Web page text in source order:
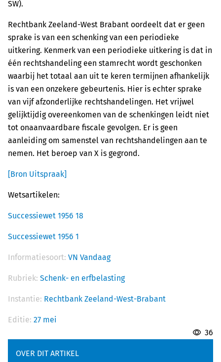
SW).
Rechtbank Zeeland-West Brabant oordeelt dat er geen
sprake is van een schenking van een periodieke
uitkering. Kenmerk van een periodieke uitkering is dat in
één rechtshandeling een stamrecht wordt geschonken
waarbij het totaal aan uit te keren termijnen afhankelijk
is van een onzekere gebeurtenis. Hier is echter sprake
van vijf afzonderlijke rechtshandelingen. Het vrijwel
gelijktijdig overeenkomen van de schenkingen leidt niet
tot onaanvaardbare fiscale gevolgen. Er is geen
aanleiding om samenstel van rechtshandelingen aan te
nemen. Het beroep van X is gegrond.
[Bron Uitspraak]
Wetsartikelen:
Successiewet 1956 18
Successiewet 1956 1
Informatiesoort: VN Vandaag
Rubriek: Schenk- en erfbelasting
Instantie: Rechtbank Zeeland-West-Brabant
Editie: 27 mei
36
OVER DIT ARTIKEL